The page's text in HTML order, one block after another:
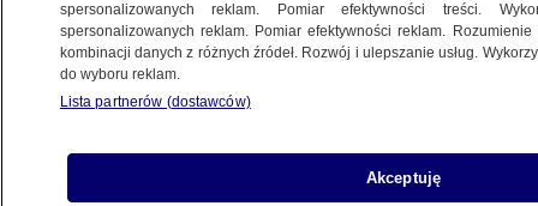
Piotr Krysztofiak
16.06.2026, 13:05
Posłuchaj artykułu
spersonalizowanych reklam. Pomiar efektywności treści.
spersonalizowanych reklam. Pomiar efektywności reklam.
kombinacji danych z różnych źródeł. Rozwój i ulepszanie usług.
do wyboru reklam.
Lista partnerów (dostawców)
Akceptuję